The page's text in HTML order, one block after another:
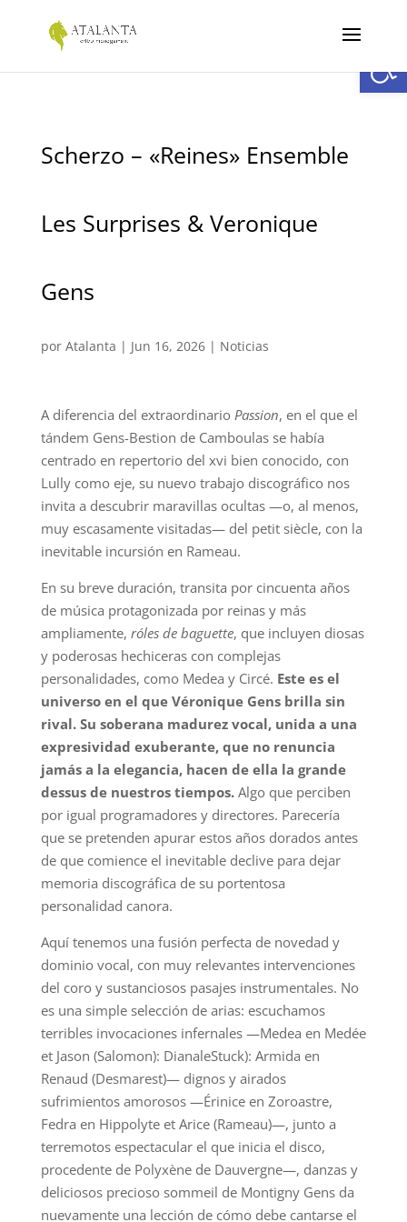
Scherzo – «Reines» Ensemble
Les Surprises & Veronique
Gens
por Atalanta | Jun 16, 2026| Noticias
A diferencia del extraordinario Passion, en el que el
tándem Gens-Bestion de Camboulas se había
centrado en repertorio del xvi bien conocido, con
Lully como eje, su nuevo trabajo discográfico nos
invita a descubrir maravillas ocultas —o, al menos,
muy escasamente visitadas— del petit siècle, con la
inevitable incursión en Rameau.
En su breve duración, transita por cincuenta años
de música protagonizada por reinas y más
ampliamente, róles de baguette, que incluyen diosas
y poderosas hechiceras con complejas
personalidades, como Medea y Circé. Este es el
universo en el que Véronique Gens brilla sin
rival. Su soberana madurez vocal, unida a una
expresividad exuberante, que no renuncia
jamás a la elegancia, hacen de ella la grande
dessus de nuestros tiempos. Algo que perciben
por igual programadores y directores. Parecería
que se pretenden apurar estos años dorados antes
de que comience el inevitable declive para dejar
memoria discográfica de su portentosa
personalidad canora.
Aquí tenemos una fusión perfecta de novedad y
dominio vocal, con muy relevantes intervenciones
del coro y sustanciosos pasajes instrumentales. No
es una simple selección de arias: escuchamos
terribles invocaciones infernales —Medea en Medée
et Jason (Salomon): DianaleStuck): Armida en
Renaud (Desmarest)— dignos y airados
sufrimientos amorosos —Érinice en Zoroastre,
Fedra en Hippolyte et Arice (Rameau)—, junto a
terremotos espectacular el que inicia el disco,
procedente de Polyxène de Dauvergne—, danzas y
deliciosos precioso sommeil de Montigny Gens da
nuevamente una lección de cómo debe cantarse el